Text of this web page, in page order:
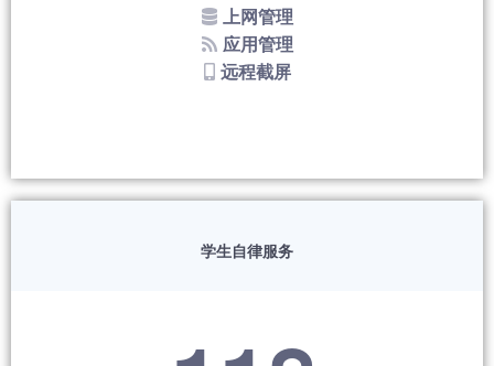
上网管理
应用管理
远程截屏
学生自律服务